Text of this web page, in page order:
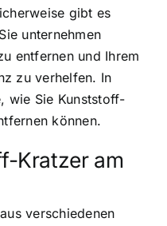
gibt es
unternehmen
entfernen und Ihrem
zu verhelfen. In
wie Sie Kunststoff-
können.
Kratzer am
verschiedenen